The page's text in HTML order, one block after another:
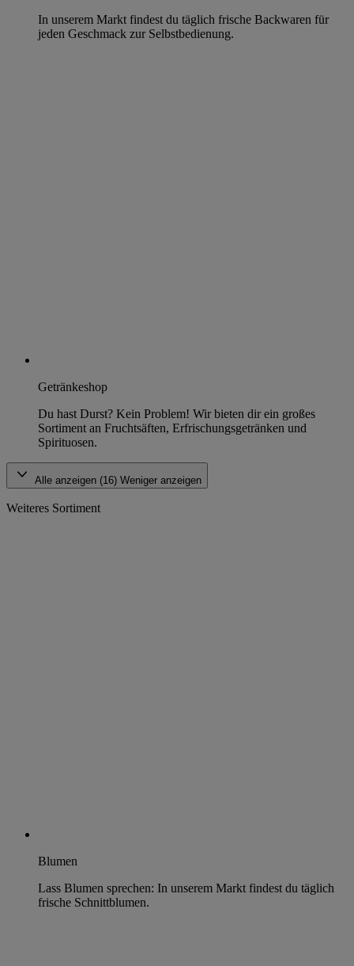
In unserem Markt findest du täglich frische Backwaren für
jeden Geschmack zur Selbstbedienung.
Getränkeshop
Du hast Durst? Kein Problem! Wir bieten dir ein großes
Sortiment an Fruchtsäften, Erfrischungsgetränken und
Spirituosen.
Alle anzeigen (16) Weniger anzeigen
Weiteres Sortiment
Blumen
Lass Blumen sprechen: In unserem Markt findest du täglich
frische Schnittblumen.